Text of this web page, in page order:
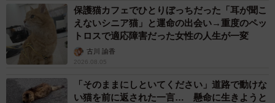
保護猫カフェでひとりぼっちだった「耳が聞こ
えないシニア猫」と運命の出会い→重度のペッ
トロスで適応障害だった女性の人生が一変
古川 諭香
2026.08.05
「そのままにしといてください」道路で動けな
い猫を前に返された一言… 懸命に生きようと